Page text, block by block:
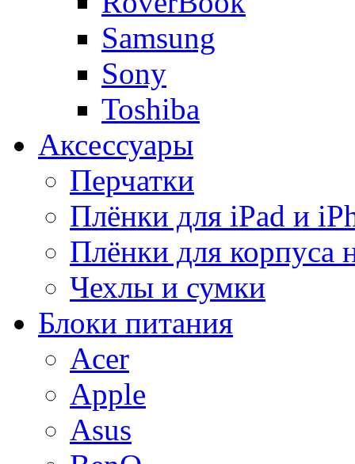
Samsung
Sony
Toshiba
Аксессуары
Перчатки
Плёнки для iPad и
Плёнки для корпуса
Чехлы и сумки
Блоки питания
Acer
Apple
Asus